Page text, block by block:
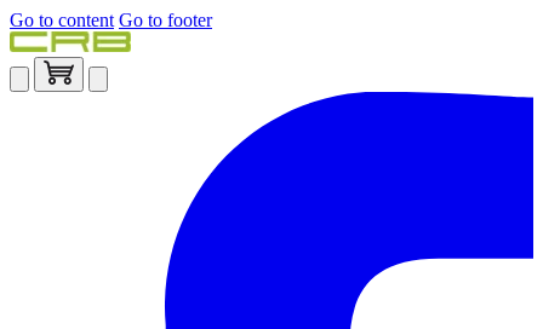
Go to content Go to footer